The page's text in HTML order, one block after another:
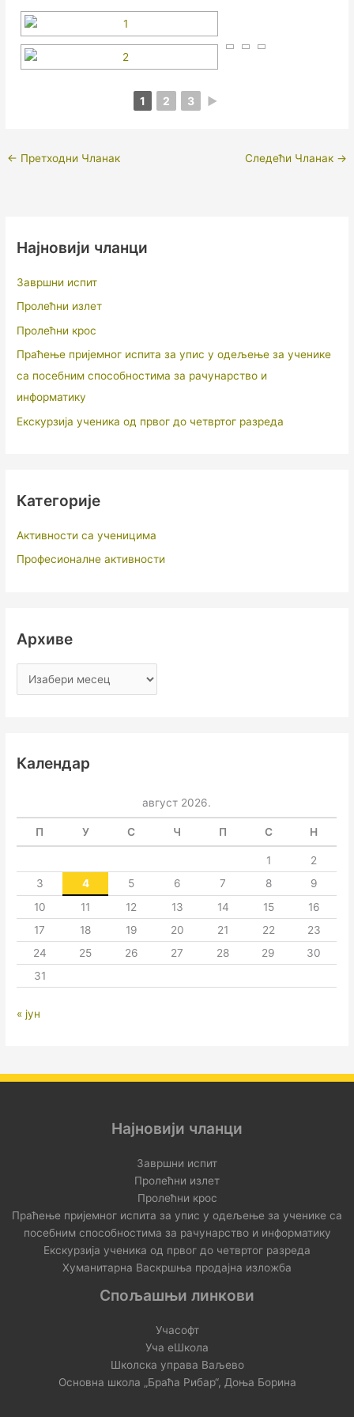
1 2 3 ►
← Претходни Чланак Следећи Чланак →
Најновији чланци
Завршни испит
Пролећни излет
Пролећни крос
Праћење пријемног испита за упис у одељење за ученике
са посебним способностима за рачунарство и
информатику
Екскурзија ученика од првог до четвртог разреда
Категорије
Активности са ученицима
Професионалне активности
Архиве
Календар
август 2026.
П У С Ч П С Н
1
2
3
4 5 6 7 8
9
10
11 12 13 14 15
16
17
18 19 20 21 22
23
24
25 26 27 28 29
30
31
« јун
Најновији чланци
Завршни испит
Пролећни излет
Пролећни крос
Праћење пријемног испита за упис у одељење за ученике са
посебним способностима за рачунарство и информатику
Екскурзија ученика од првог до четвртог разреда
Хуманитарна Васкршња продајна изложба
Спољашњи линкови
Учасофт
Уча еШкола
Школска управа Ваљево
Основна школа „Браћа Рибар“, Доња Борина